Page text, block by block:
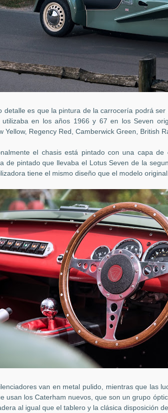
detalle es que la pintura de la carrocería podrá
utilizaba en los años 1966 y 67 en los Seven
Yellow, Regency Red, Camberwick Green, British
el chasis está pintado con una capa
de pintado que llevaba el Lotus Seven de la
tiene el mismo diseño que el modelo original.
van en metal pulido, mientras que las
usan los Caterham nuevos, que son un grupo
al igual que el tablero y la clásica disposición